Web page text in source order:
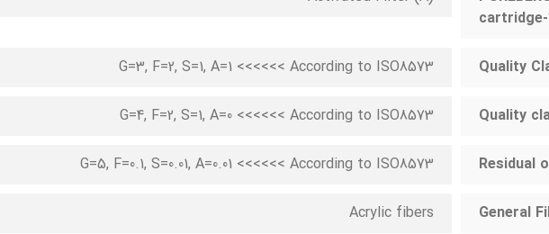
Quality
G=3, F=2, S=1, A=1 <<<<<< According to ISO8573
Quality
G=4, F=2, S=1, A=0 <<<<<< According to ISO8573
G=5, F=0.1, S=0.01, A=0.01 <<<<<< According to ISO8573
General
Acrylic fibers